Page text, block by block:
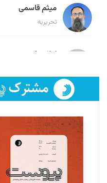
میثم قاسمی
تحریریه
لیلا حنارود
فائزه فتحی رستمی
تحریریه
سروش کرمیان
تحریریه